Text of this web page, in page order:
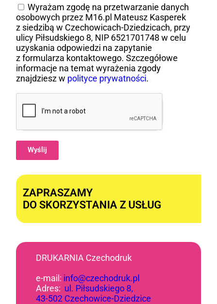
Wyrażam zgodę na przetwarzanie danych
osobowych przez M16.pl Mateusz Kasperek
z siedzibą w Czechowicach-Dziedzicach, przy
ulicy Piłsudskiego 8, NIP 6521701748 w celu
uzyskania odpowiedzi na zapytanie
z formularza kontaktowego. Szczegółowe
informacje na temat wyrażenia zgody
znajdziesz w polityce prywatności.
Wyślij
ZAPRASZAMY
DO SKORZYSTANIA Z USŁUG
DRUKARNIA Czechodruk
e-mail: info@czechodruk.pl
Adres: ul. Piłsudskiego 8,
43-502 Czechowice-Dziedzice